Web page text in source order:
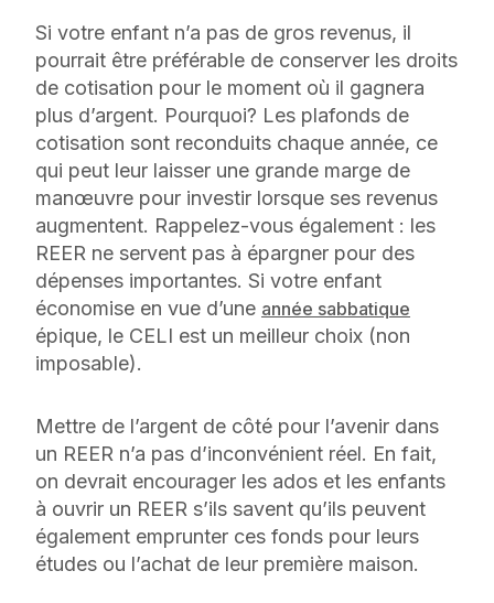
Si votre enfant n’a pas de gros revenus, il
pourrait être préférable de conserver les droits
de cotisation pour le moment où il gagnera
plus d’argent. Pourquoi? Les plafonds de
cotisation sont reconduits chaque année, ce
qui peut leur laisser une grande marge de
manœuvre pour investir lorsque ses revenus
augmentent. Rappelez-vous également : les
REER ne servent pas à épargner pour des
dépenses importantes. Si votre enfant
économise en vue d’une année sabbatique
épique, le CELI est un meilleur choix (non
imposable).
Mettre de l’argent de côté pour l’avenir dans
un REER n’a pas d’inconvénient réel. En fait,
on devrait encourager les ados et les enfants
à ouvrir un REER s’ils savent qu’ils peuvent
également emprunter ces fonds pour leurs
études ou l’achat de leur première maison.